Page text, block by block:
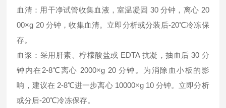
血清：用干净试管收集血液，室温凝固 30 分钟，离心 20
00×g 20 分钟，收集血清。立即分析或分装后-20℃冷冻保
存。
血浆：采用肝素、柠檬酸盐或 EDTA 抗凝，抽血后 30 分
钟内在2-8℃离心 2000×g 20 分钟。为消除血小板的影
响，建议在 2-8℃进一步离心 10000×g 10 分钟。立即分析
或分后-20℃冷冻保存。